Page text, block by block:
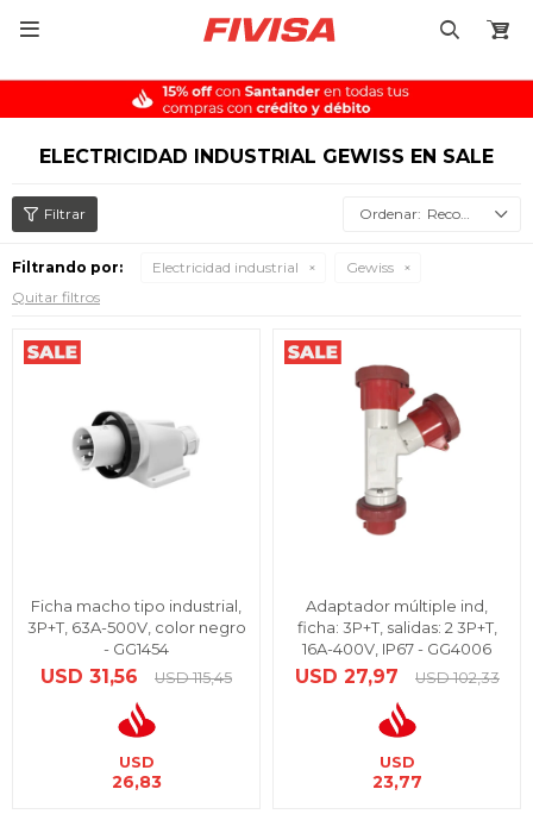

ELECTRICIDAD INDUSTRIAL GEWISS EN SALE
Recomendados
Filtrando por: Electricidad industrial
Gewiss
Quitar filtros
Ficha macho tipo industrial,
3P+T, 63A-500V, color negro
- GG1454
USD 31,56 USD 115,45
USD
26,83
Adaptador múltiple ind,
ficha: 3P+T, salidas: 2 3P+T,
16A-400V, IP67 - GG4006
USD 27,97 USD 102,33
USD
23,77